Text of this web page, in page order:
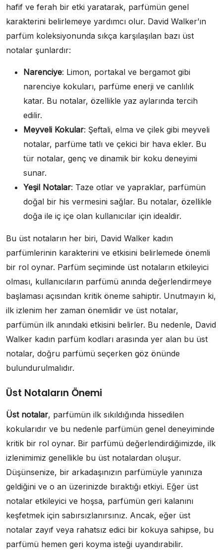
hafif ve ferah bir etki yaratarak, parfümün genel
karakterini belirlemeye yardımcı olur. David Walker’ın
parfüm koleksiyonunda sıkça karşılaşılan bazı üst
notalar şunlardır:
Narenciye: Limon, portakal ve bergamot gibi
narenciye kokuları, parfüme enerji ve canlılık
katar. Bu notalar, özellikle yaz aylarında tercih
edilir.
Meyveli Kokular: Şeftali, elma ve çilek gibi meyveli
notalar, parfüme tatlı ve çekici bir hava ekler. Bu
tür notalar, genç ve dinamik bir koku deneyimi
sunar.
Yeşil Notalar: Taze otlar ve yapraklar, parfümün
doğal bir his vermesini sağlar. Bu notalar, özellikle
doğa ile iç içe olan kullanıcılar için idealdir.
Bu üst notaların her biri, David Walker kadın
parfümlerinin karakterini ve etkisini belirlemede önemli
bir rol oynar. Parfüm seçiminde üst notaların etkileyici
olması, kullanıcıların parfümü anında değerlendirmeye
başlaması açısından kritik öneme sahiptir. Unutmayın ki,
ilk izlenim her zaman önemlidir ve üst notalar,
parfümün ilk anındaki etkisini belirler. Bu nedenle, David
Walker kadın parfüm kodları arasında yer alan bu üst
notalar, doğru parfümü seçerken göz önünde
bulundurulmalıdır.
Üst Notaların Önemi
Üst notalar, parfümün ilk sıkıldığında hissedilen
kokularıdır ve bu nedenle parfümün genel deneyiminde
kritik bir rol oynar. Bir parfümü değerlendirdiğimizde, ilk
izlenimimiz genellikle bu üst notalardan oluşur.
Düşünsenize, bir arkadaşınızın parfümüyle yanınıza
geldiğini ve o an üzerinizde bıraktığı etkiyi. Eğer üst
notalar etkileyici ve hoşsa, parfümün geri kalanını
keşfetmek için sabırsızlanırsınız. Ancak, eğer üst
notalar zayıf veya rahatsız edici bir kokuya sahipse, bu
parfümü hemen geri koyma isteği uyandırabilir.